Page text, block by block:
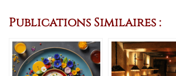
Publications Similaires :